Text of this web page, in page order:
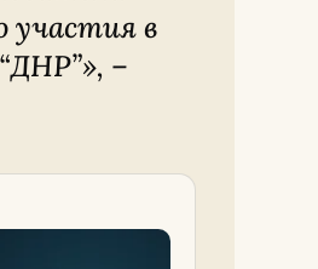
участия в
», –